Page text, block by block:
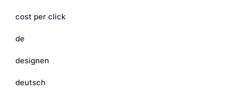
cost per click
de
designen
deutsch